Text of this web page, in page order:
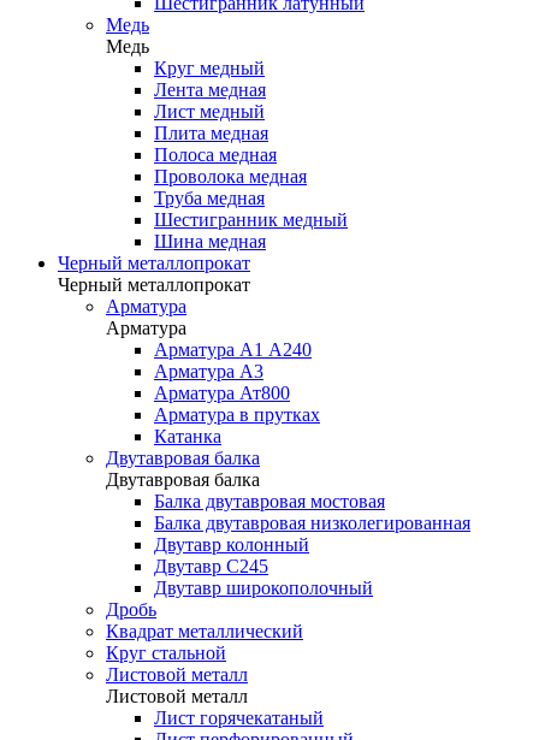
Медь
Медь
Круг медный
Лента медная
Лист медный
Плита медная
Полоса медная
Проволока медная
Труба медная
Шестигранник медный
Шина медная
Черный металлопрокат
Черный металлопрокат
Арматура
Арматура
Арматура А1 А240
Арматура А3
Арматура Ат800
Арматура в прутках
Катанка
Двутавровая балка
Двутавровая балка
Балка двутавровая мостовая
Балка двутавровая низколегированная
Двутавр колонный
Двутавр С245
Двутавр широкополочный
Дробь
Квадрат металлический
Круг стальной
Листовой металл
Листовой металл
Лист горячекатаный